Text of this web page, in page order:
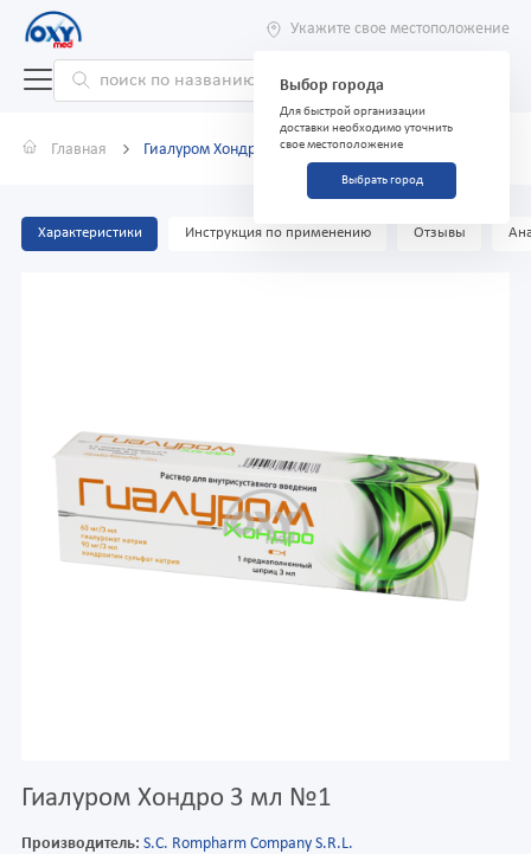
Укажите свое местоположение
Выбор города
Для быстрой организации
доставки необходимо уточнить
свое местоположение
Выбрать город
Главная Гиалуром Хондро 3 мл №1
Характеристики Инструкция по применению Отзывы
Гиалуром Хондро 3 мл №1
Производитель: S.C. Rompharm Company S.R.L.